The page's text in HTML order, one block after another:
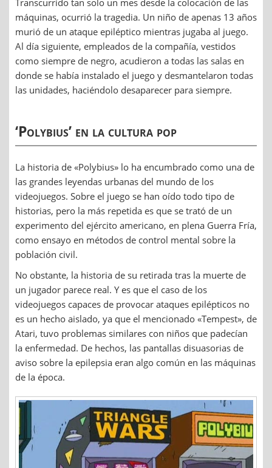
máquinas, ocurrió la tragedia. Un niño de apenas 13 años
murió de un ataque epiléptico mientras jugaba al juego.
Al día siguiente, empleados de la compañía, vestidos
como siempre de negro, acudieron a todas las salas en
donde se había instalado el juego y desmantelaron todas
las unidades, haciéndolo desaparecer para siempre.
‘Polybius’ en la cultura pop
La historia de «Polybius» lo ha encumbrado como una de
las grandes leyendas urbanas del mundo de los
videojuegos. Sobre el juego se han oído todo tipo de
historias, pero la más repetida es que se trató de un
experimento del ejército americano, en plena Guerra Fría,
como ensayo en métodos de control mental sobre la
población civil.
No obstante, la historia de su retirada tras la muerte de
un jugador parece real. Y es que el caso de los
videojuegos capaces de provocar ataques epilépticos no
es un hecho aislado, ya que el mencionado «Tempest», de
Atari, tuvo problemas similares con niños que padecían
la enfermedad. De hechos, las pantallas disuasorias de
aviso sobre la epilepsia eran algo común en las máquinas
de la época.